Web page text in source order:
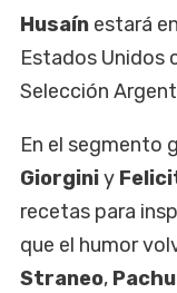
Husaín estará
Estados Unidos
Selección
En el segmento
Giorginiy
recetas para
que el humor
Straneo,